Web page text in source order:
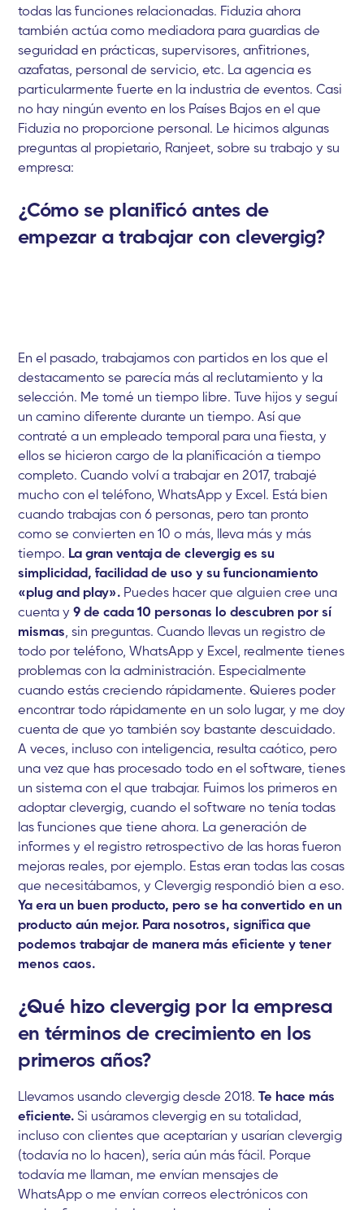
todas las funciones relacionadas. Fiduzia ahora
también actúa como mediadora para guardias de
seguridad en prácticas, supervisores, anfitriones,
azafatas, personal de servicio, etc. La agencia es
particularmente fuerte en la industria de eventos. Casi
no hay ningún evento en los Países Bajos en el que
Fiduzia no proporcione personal. Le hicimos algunas
preguntas al propietario, Ranjeet, sobre su trabajo y su
empresa:
¿Cómo se planificó antes de
empezar a trabajar con clevergig?
En el pasado, trabajamos con partidos en los que el
destacamento se parecía más al reclutamiento y la
selección. Me tomé un tiempo libre. Tuve hijos y seguí
un camino diferente durante un tiempo. Así que
contraté a un empleado temporal para una fiesta, y
ellos se hicieron cargo de la planificación a tiempo
completo. Cuando volví a trabajar en 2017, trabajé
mucho con el teléfono, WhatsApp y Excel. Está bien
cuando trabajas con 6 personas, pero tan pronto
como se convierten en 10 o más, lleva más y más
tiempo. La gran ventaja de clevergig es su
simplicidad, facilidad de uso y su funcionamiento
«plug and play». Puedes hacer que alguien cree una
cuenta y9 de cada 10 personas lo descubren por sí
mismas , sin preguntas. Cuando llevas un registro de
todo por teléfono, WhatsApp y Excel, realmente tienes
problemas con la administración. Especialmente
cuando estás creciendo rápidamente. Quieres poder
encontrar todo rápidamente en un solo lugar, y me doy
cuenta de que yo también soy bastante descuidado.
A veces, incluso con inteligencia, resulta caótico, pero
una vez que has procesado todo en el software, tienes
un sistema con el que trabajar. Fuimos los primeros en
adoptar clevergig, cuando el software no tenía todas
las funciones que tiene ahora. La generación de
informes y el registro retrospectivo de las horas fueron
mejoras reales, por ejemplo. Estas eran todas las cosas
que necesitábamos, y Clevergig respondió bien a eso.
Ya era un buen producto, pero se ha convertido en un
producto aún mejor. Para nosotros, significa que
podemos trabajar de manera más eficiente y tener
menos caos.
¿Qué hizo clevergig por la empresa
en términos de crecimiento en los
primeros años?
Llevamos usando clevergig desde 2018.Te hace más
eficiente. Si usáramos clevergig en su totalidad,
incluso con clientes que aceptarían y usarían clevergig
(todavía no lo hacen), sería aún más fácil. Porque
todavía me llaman, me envían mensajes de
WhatsApp o me envían correos electrónicos con